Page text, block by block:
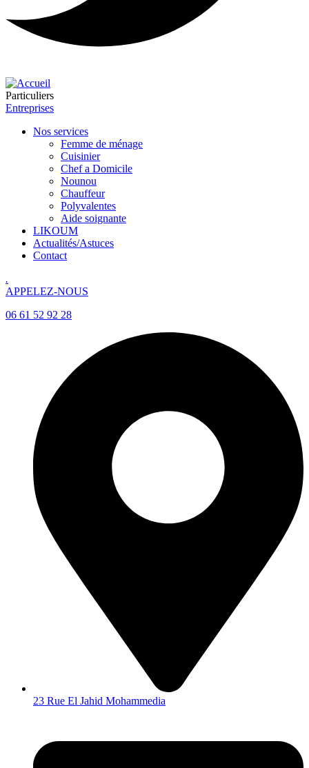
Particuliers
Entreprises
Nos services
Femme de ménage
Cuisinier
Chef a Domicile
Nounou
Chauffeur
Polyvalentes
Aide soignante
LIKOUM
Actualités/Astuces
Contact
.
APPELEZ-NOUS
06 61 52 92 28
23 Rue El Jahid Mohammedia